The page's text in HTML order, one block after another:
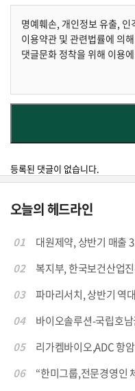
등록된 댓글이 없습니다.
오늘의 헤드라인
01
대원제약, 상반기 매출
02
복지부, 한국보건산업
03
파마리서치, 상반기 역
04
바이오솔루션-국립호
05
리가켐바이오,ADC 항
06
“한미그룹,전문경영인